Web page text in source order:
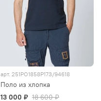
арт. 251PO1858P173/94618
Поло из хлопка
13 000 ₽ 18 600 ₽